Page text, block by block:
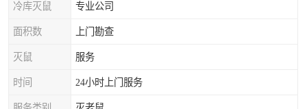
冷库灭鼠 专业公司
面积数 上门勘查
灭鼠 服务
时间 24小时上门服务